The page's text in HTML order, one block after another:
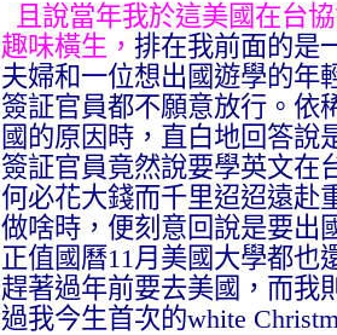
且說當年我於這美國在台
趣味橫生， 排在我前面的是
夫婦和一位想出國遊學的年
簽証官員都不願意放行。依
國的原因時，直白地回答說
簽証官員竟然說要學英文在
何必花大錢而千里迢迢遠赴
做啥時，便刻意回說是要出
正值國曆11月美國大學都也
趕著過年前要去美國，而
過我今生首次的white